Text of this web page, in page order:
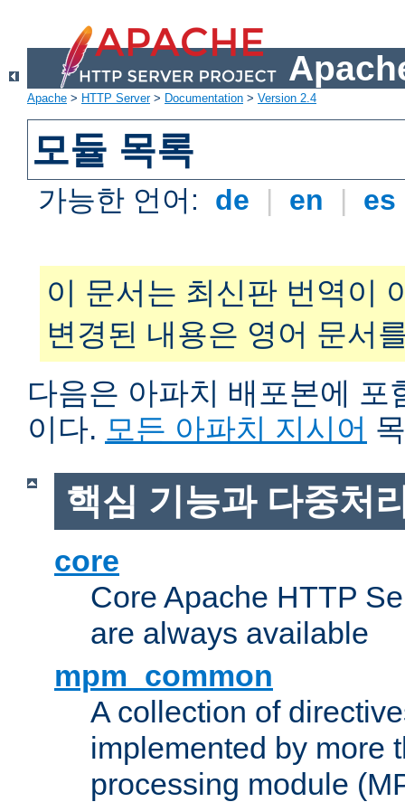
Apache > HTTP Server> Documentation > Version 2.4
모듈 목록
가능한 언어: de | en | es
이 문서는 최신판 번역이
변경된 내용은 영어 문서
다음은 아파치 배포본에 포
이다. 모든 아파치 지시어
핵심 기능과 다중처
core
Core Apache HTTP
are always available
mpm_common
A collection of
implemented by more
processing module